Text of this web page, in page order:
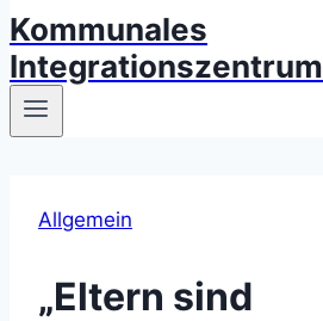
Kommunales
Integrationszentrum
Allgemein
„Eltern sind